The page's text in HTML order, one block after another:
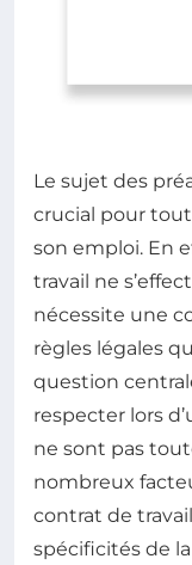
Le sujet des
crucial pour
son emploi. En
travail ne
nécessite une
règles légales
question
respecter lors
ne sont pas
nombreux
contrat de
spécificités de